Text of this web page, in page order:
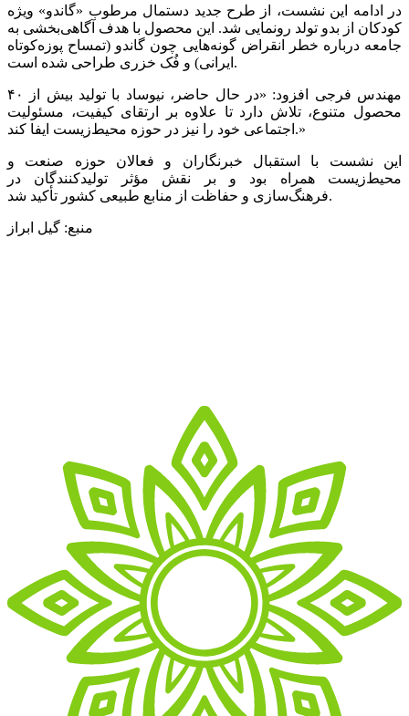
در ادامه این نشست، از طرح جدید دستمال مرطوب «گاندو» ویژه
کودکان از بدو تولد رونمایی شد. این محصول با هدف آگاهی‌بخشی به
جامعه درباره خطر انقراض گونه‌هایی چون گاندو (تمساح پوزه‌کوتاه
ایرانی) و فُک خزری طراحی شده است.
مهندس فرجی افزود: «در حال حاضر، نیوساد با تولید بیش از ۴۰
محصول متنوع، تلاش دارد تا علاوه بر ارتقای کیفیت، مسئولیت
اجتماعی خود را نیز در حوزه محیط‌زیست ایفا کند.»
این نشست با استقبال خبرنگاران و فعالان حوزه صنعت و
محیط‌زیست همراه بود و بر نقش مؤثر تولیدکنندگان در
فرهنگ‌سازی و حفاظت از منابع طبیعی کشور تأکید شد.
منبع: گیل ابراز